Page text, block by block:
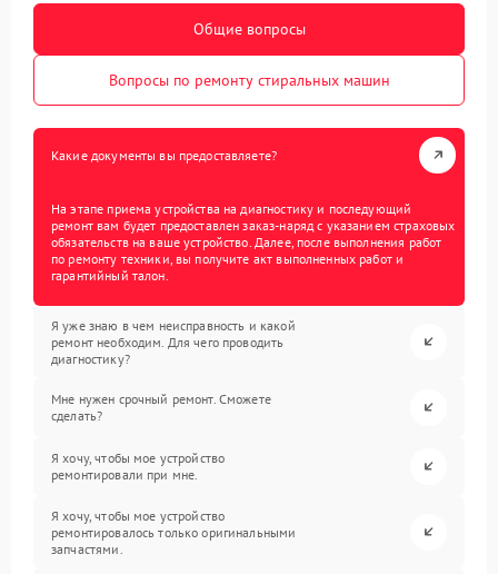
Общие вопросы
Вопросы по ремонту стиральных машин
Какие документы вы предоставляете?
На этапе приема устройства на диагностику и последующий
ремонт вам будет предоставлен заказ-наряд с указанием страховых
обязательств на ваше устройство. Далее, после выполнения работ
по ремонту техники, вы получите акт выполненных работ и
гарантийный талон.
Я уже знаю в чем неисправность и какой
ремонт необходим. Для чего проводить
диагностику?
Мне нужен срочный ремонт. Сможете
сделать?
Я хочу, чтобы мое устройство
ремонтировали при мне.
Я хочу, чтобы мое устройство
ремонтировалось только оригинальными
запчастями.